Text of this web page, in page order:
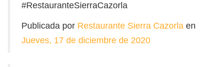
#RestauranteSierraCazorla
Publicada por Restaurante Sierra Cazorla en
Jueves, 17 de diciembre de 2020